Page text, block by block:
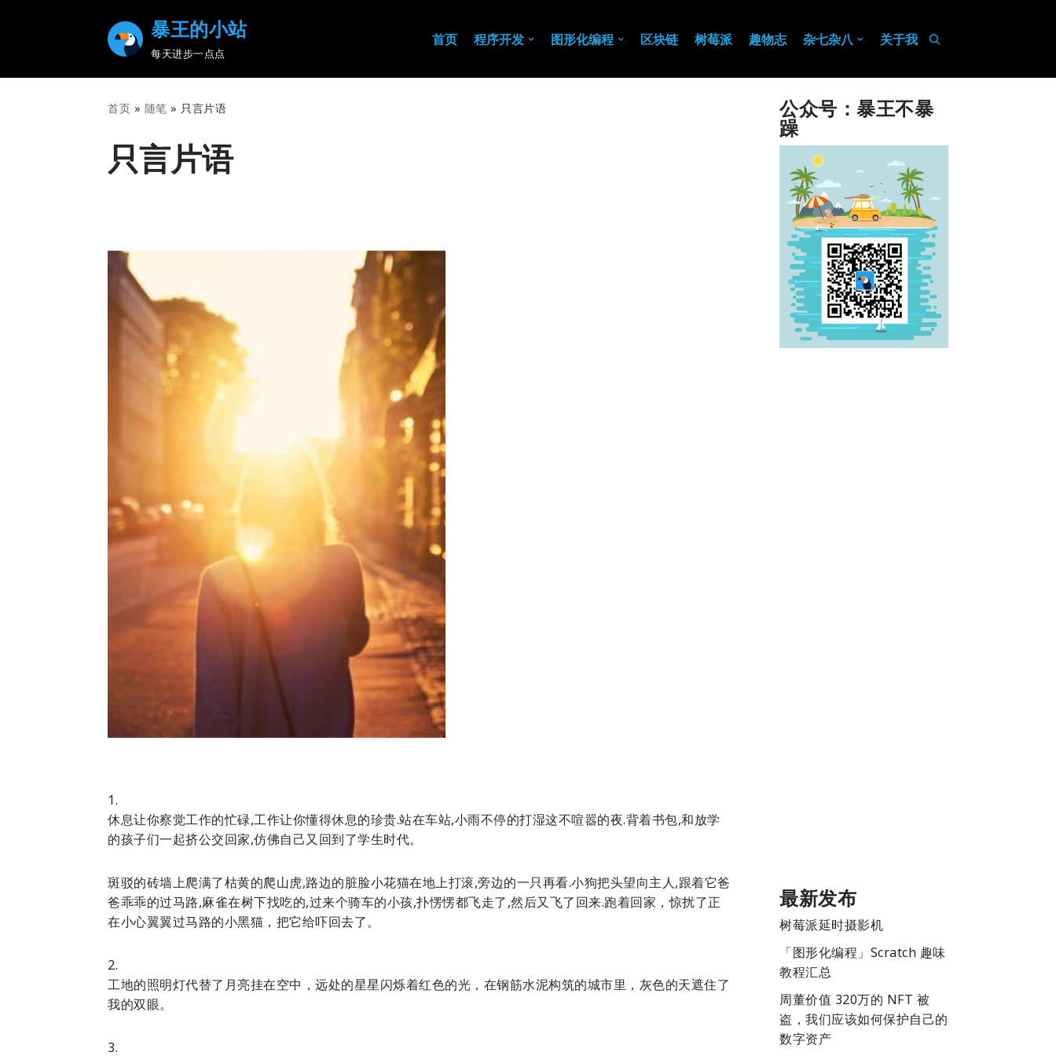
content
暴王的小站
每天进步一点点
首页 程序开发 图形化编程 区块链 树莓派 趣物志 杂七杂八 关于我
首页 » 随笔 » 只言片语
只言片语
1.
休息让你察觉工作的忙碌,工作让你懂得休息的珍贵.站在车站,小雨不停的打湿这不喧嚣的夜.背着书包,和放学
的孩子们一起挤公交回家,仿佛自己又回到了学生时代。
斑驳的砖墙上爬满了枯黄的爬山虎,路边的脏脸小花猫在地上打滚,旁边的一只再看.小狗把头望向主人,跟着它爸
爸乖乖的过马路,麻雀在树下找吃的,过来个骑车的小孩,扑愣愣都飞走了,然后又飞了回来.跑着回家，惊扰了正
在小心翼翼过马路的小黑猫，把它给吓回去了。
2.
工地的照明灯代替了月亮挂在空中，远处的星星闪烁着红色的光，在钢筋水泥构筑的城市里，灰色的天遮住了
我的双眼。
3.
公众号：暴王不暴
躁
最新发布
树莓派延时摄影机
「图形化编程」Scratch 趣味
教程汇总
周董价值 320万的 NFT 被
盗，我们应该如何保护自己的
数字资产